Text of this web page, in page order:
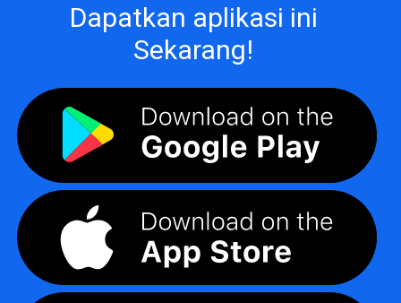
Dapatkan aplikasi ini
Sekarang!